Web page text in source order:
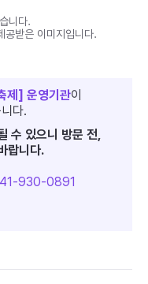
니다.
공받은 이미지입니다.
제] 운영기관이
다.
수 있으니 방문 전,
랍니다.
930-0891